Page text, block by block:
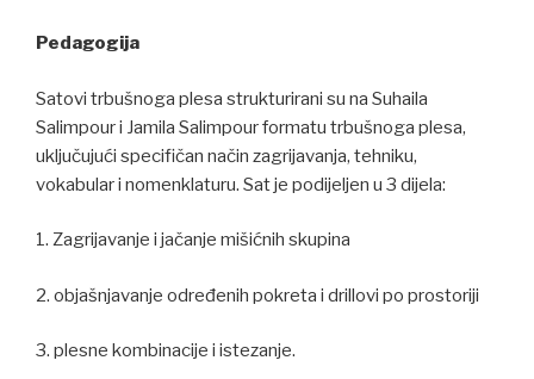
Pedagogija
Satovi trbušnoga plesa strukturirani su na Suhaila
Salimpour i Jamila Salimpour formatu trbušnoga plesa,
uključujući specifičan način zagrijavanja, tehniku,
vokabular i nomenklaturu. Sat je podijeljen u 3 dijela:
1. Zagrijavanje i jačanje mišićnih skupina
2. objašnjavanje određenih pokreta i drillovi po prostoriji
3. plesne kombinacije i istezanje.